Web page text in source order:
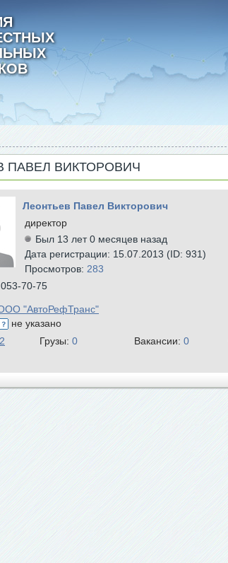
ПАВЕЛ ВИКТОРОВИЧ
Леонтьев Павел Викторович
директор
Был 13 лет 0 месяцев назад
Дата регистрации: 15.07.2013 (ID: 931)
Просмотров: 283
70-75
"АвтоРефТранс"
не указано
2 Грузы: 0 Вакансии: 0